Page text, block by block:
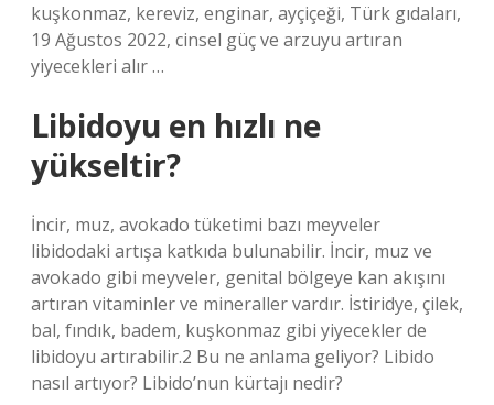
kuşkonmaz, kereviz, enginar, ayçiçeği, Türk gıdaları,
19 Ağustos 2022, cinsel güç ve arzuyu artıran
yiyecekleri alır …
Libidoyu en hızlı ne
yükseltir?
İncir, muz, avokado tüketimi bazı meyveler
libidodaki artışa katkıda bulunabilir. İncir, muz ve
avokado gibi meyveler, genital bölgeye kan akışını
artıran vitaminler ve mineraller vardır. İstiridye, çilek,
bal, fındık, badem, kuşkonmaz gibi yiyecekler de
libidoyu artırabilir.2 Bu ne anlama geliyor? Libido
nasıl artıyor? Libido’nun kürtajı nedir?